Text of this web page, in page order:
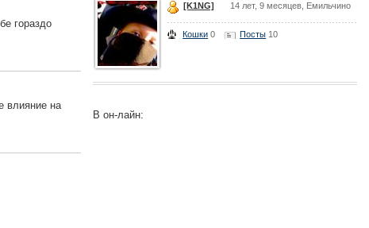
гораздо
влияние на
[K1NG] 14 лет, 9 месяцев, Емильчино
Кошки 0 Посты 10
В он-лайн: